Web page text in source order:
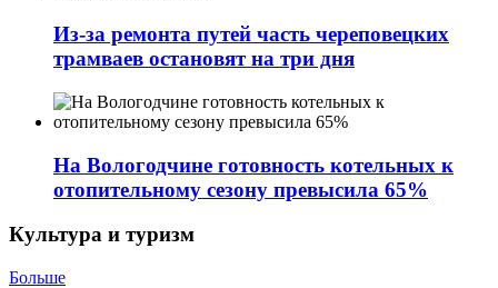
Из-за ремонта путей часть череповецких
трамваев остановят на три дня
На Вологодчине готовность котельных к
отопительному сезону превысила 65%
Культура и туризм
Больше